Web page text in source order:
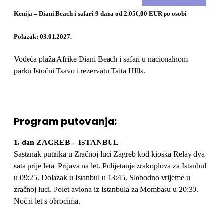
Diani
safari
BEACH I
SAFARI
Kenija – Diani Beach i safari 9 dana od 2.050,00 EUR po osobi
Polazak: 03.01.2027.
Vodeća plaža Afrike Diani Beach i safari u nacionalnom
parku Istočni Tsavo i rezervatu Taita HIlls.
Program putovanja:
1. dan ZAGREB – ISTANBUL
Sastanak putnika u Zračnoj luci Zagreb kod kioska Relay dva
sata prije leta. Prijava na let. Polijetanje zrakoplova za Istanbul
u 09:25. Dolazak u Istanbul u 13:45. Slobodno vrijeme u
zračnoj luci. Polet aviona iz Istanbula za Mombasu u 20:30.
Noćni let s obrocima.